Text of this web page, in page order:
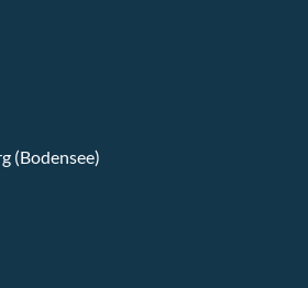
2 9 8 5 3 5 3
bodensee.de
(Bodensee)